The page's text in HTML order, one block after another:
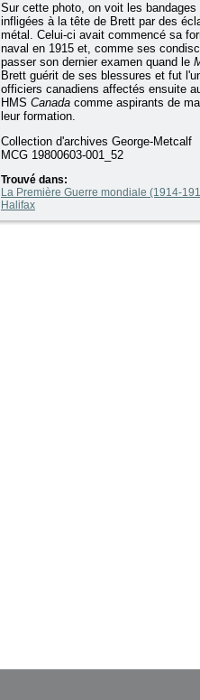
Sur cette photo, on voit les
infligées à la tête de Brett par des
métal. Celui-ci avait commencé sa
naval en 1915 et, comme ses
passer son dernier examen quand le
Brett guérit de ses blessures et fut
officiers canadiens affectés ensuite
HMS Canada comme aspirants de
leur formation.
Collection d'archives George-Metcalf
MCG 19800603-001_52
Trouvé dans:
La Première Guerre mondiale (1914-
Halifax